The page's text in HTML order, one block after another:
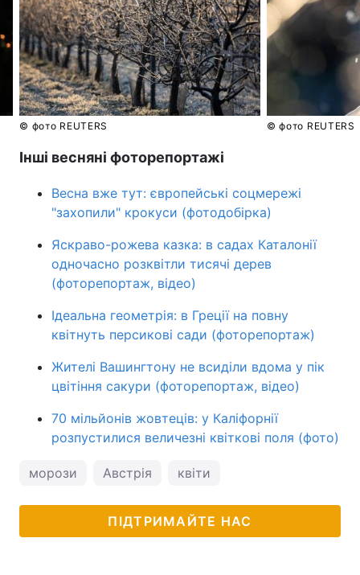
© фото REUTERS © фото REUTERS
Інші весняні фоторепортажі
Весна вже тут: європейські соцмережі
"захопили" крокуси (фотодобірка)
Яскраво-рожева казка: в садах Каталонії
одночасно розквітли тисячі дерев
(фоторепортаж, відео)
Ідеальна геометрія: в Греції на повну
квітнуть персикові сади (фоторепортаж)
Жителі Вашингтону не всиділи вдома у пік
цвітіння сакури (фоторепортаж, відео)
70 мільйонів жовтеців: у Каліфорнії
розпустилися величезні квіткові поля (фото)
морози Австрія квіти
ПІДТРИМАЙТЕ НАС